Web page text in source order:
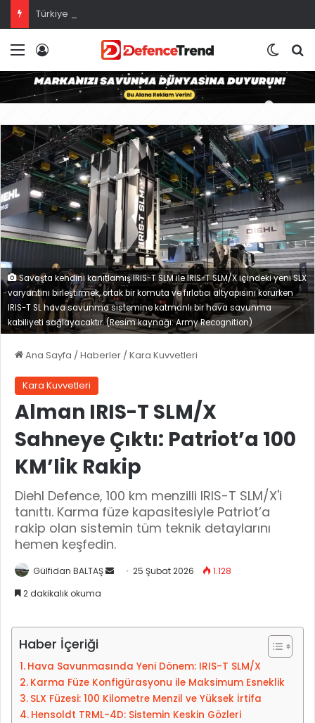
Menü Dış
Savaşta kendini kanıtlamış IRIS-T SLM ile IRIS-T SLM/X içindeki yeni SLX
varyantını birleştirmek, ortak bir komuta ve fırlatıcı altyapısını korurken
IRIS-T SL hava savunma sistemine katmanlı bir hava savunma
kabiliyeti sağlayacaktır. (Resim kaynağı: Army Recognition)
Ana Sayfa / Haberler / Kara Kuvvetleri
Kara Kuvvetleri
Alman IRIS-T SLM/X
Sahneye Çıktı: Patriot’a 100
KM’lik Rakip
Diehl Defence, 100 km menzilli IRIS-T SLM/X'i
tanıttı. Karma füze kapasitesiyle Patriot’a
rakip olan sistemin tüm teknik detaylarını
hemen keşfedin.
Gülfidan BALTAŞ
o
s
t
25 Şubat 2026
1.128
2 dakikalık okuma
Haber İçeriği
Hava Savunmasında Yeni Dönem: IRIS-T SLM/X
Karma Füze Konfigürasyonu ile Maksimum Esneklik
SLX Füzesi: 100 Kilometre Menzil ve Yüksek İrtifa
Hensoldt TRML-4D: Sistemin Keskin Gözleri